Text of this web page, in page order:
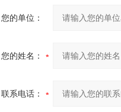
您的单位：
您的姓名：
联系电话：